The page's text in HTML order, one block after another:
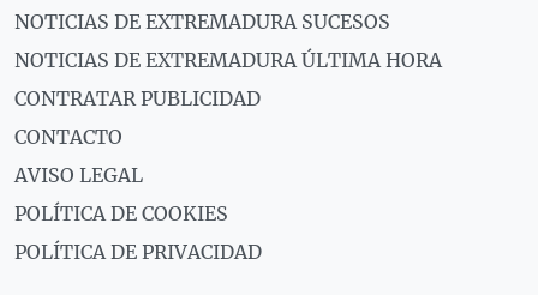
NOTICIAS DE EXTREMADURA SUCESOS
NOTICIAS DE EXTREMADURA ÚLTIMA HORA
CONTRATAR PUBLICIDAD
CONTACTO
AVISO LEGAL
POLÍTICA DE COOKIES
POLÍTICA DE PRIVACIDAD